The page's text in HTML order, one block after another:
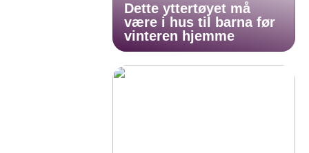
Dette yttertøyet må
være i hus til barna før
vinteren hjemme